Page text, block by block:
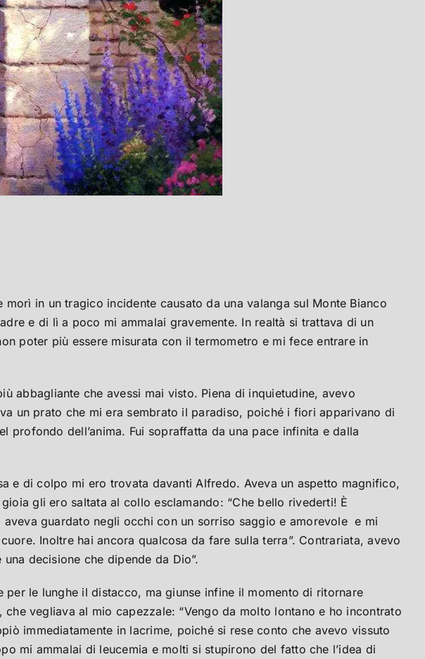
in un tragico incidente causato da una valanga sul Monte Bianco
e di lì a poco mi ammalai gravemente. In realtà si trattava di un
poter più essere misurata con il termometro e mi fece entrare in
abbagliante che avessi mai visto. Piena di inquietudine, avevo
un prato che mi era sembrato il paradiso, poiché i fiori apparivano di
profondo dell’anima. Fui sopraffatta da una pace infinita e dalla
e di colpo mi ero trovata davanti Alfredo. Aveva un aspetto magnifico,
gli ero saltata al collo esclamando: “Che bello rivederti! È
guardato negli occhi con un sorriso saggio e amorevole e mi
Inoltre hai ancora qualcosa da fare sulla terra”. Contrariata, avevo
decisione che dipende da Dio”.
le lunghe il distacco, ma giunse infine il momento di ritornare
vegliava al mio capezzale: “Vengo da molto lontano e ho incontrato
immediatamente in lacrime, poiché si rese conto che avevo vissuto
mi ammalai di leucemia e molti si stupirono del fatto che l’idea di